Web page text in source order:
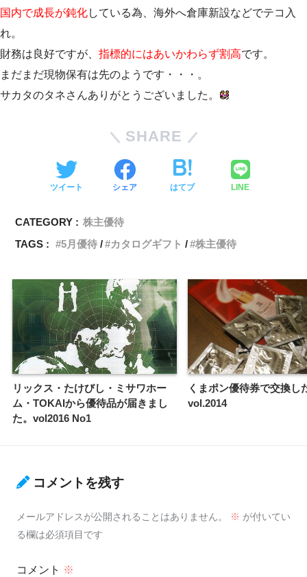
国内で成長が鈍化している為、海外へ倉庫新設などでテコ入
れ。
財務は良好ですが、 指標的にはあいかわらず割高です。
まだまだ現物保有は先のようです・・・。
サカタのタネさんありがとうございました。
SHARE
ツイート シェア はてブ LINE
CATEGORY : 株主優待
TAGS :
5月優待 カタログギフト 株主優待
リックス・たけびし・ミサワホー
ム・TOKAIから優待品が届きまし
た。vol2016 No1
くまポン優待券で交換し
vol.2014
コメントを残す
メールアドレスが公開されることはありません。 ※ が付いてい
る欄は必須項目です
コメント ※